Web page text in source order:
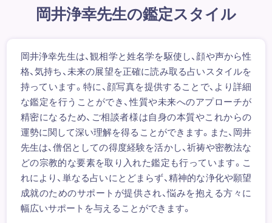
岡井浄幸先生の鑑定スタイル
岡井浄幸先生は、観相学と姓名学を駆使し、顔や声から性
格、気持ち、未来の展望を正確に読み取る占いスタイルを
持っています。特に、顔写真を提供することで、より詳細
な鑑定を行うことができ、性質や未来へのアプローチが
精密になるため、ご相談者様は自身の本質やこれからの
運勢に関して深い理解を得ることができます。また、岡井
先生は、僧侶としての得度経験を活かし、祈祷や密教法な
どの宗教的な要素を取り入れた鑑定も行っています。こ
れにより、単なる占いにとどまらず、精神的な浄化や願望
成就のためのサポートが提供され、悩みを抱える方々に
幅広いサポートを与えることができます。